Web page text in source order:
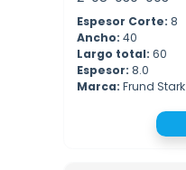
Espesor Corte: 8
Ancho: 40
Largo total: 60
Espesor: 8.0
Marca: Frund Stark